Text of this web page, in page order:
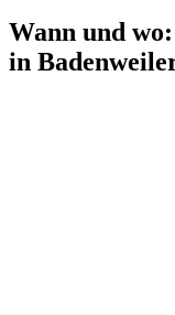
Wann und
in